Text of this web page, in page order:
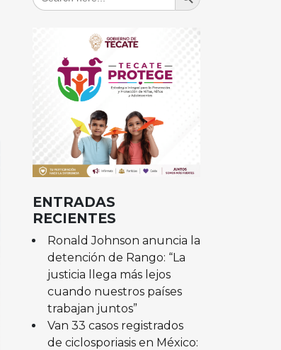
ENTRADAS
RECIENTES
Ronald Johnson anuncia la
detención de Rango: “La
justicia llega más lejos
cuando nuestros países
trabajan juntos”
Van 33 casos registrados
de ciclosporiasis en México: